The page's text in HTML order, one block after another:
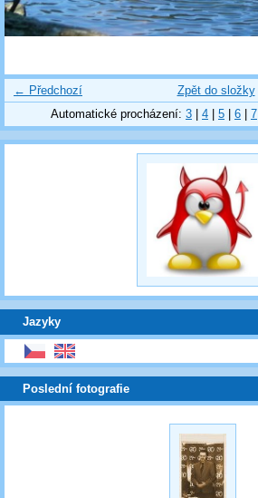
← Předchozí
Zpět do složky
Automatické procházení: 3 4 5 6 7
Jazyky
Poslední fotografie